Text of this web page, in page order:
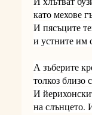
като мехове
И пясъците
и устните им
А зъберите
толкоз близо
И
на слънцето.